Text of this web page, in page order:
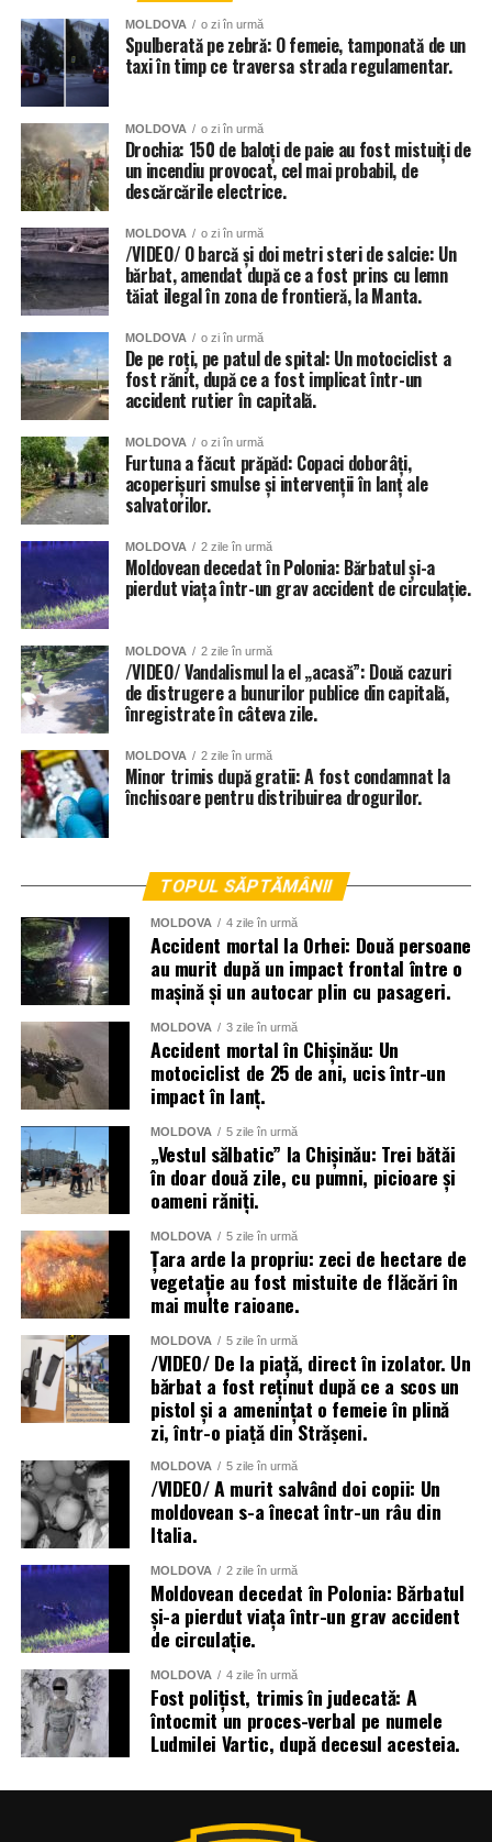
Și instituțiile de învățământ din Chișinău au fost grav
grădinițe din sectoarele Botanica, Buiucani, Centru și
Râșcani. Totuși autoritățile dau asigurări că situația va fi
remediată în cel mai scurt timp.
Inundat a fost și teatrul de Operă și Balet Maria Bieșu, sub
presiunea apei de pe acoperiș, au cedat două țevi.
Inundate au fost și trecerile subterane de pietoni, dar și
parcările amenajate în subsolurile blocurilor locative.
aproape două mii de angajați ai Ministerului Afacerilor
Interne, dar și toate serviciile specializate de nivel local,
raional și național.
Menționăm că meteorologii prognozează vreme instabilă
și pentru următoarele zile.
MOLDOVA o zi în urmă
Spulberată pe zebră: O femeie, tamponată de un
taxi în timp ce traversa strada regulamentar.
MOLDOVA o zi în urmă
Drochia: 150 de baloți de paie au fost mistuiți de
un incendiu provocat, cel mai probabil, de
descărcările electrice.
MOLDOVA o zi în urmă
/VIDEO/ O barcă și doi metri steri de salcie: Un
bărbat, amendat după ce a fost prins cu lemn
tăiat ilegal în zona de frontieră, la Manta.
MOLDOVA o zi în urmă
De pe roți, pe patul de spital: Un motociclist a
fost rănit, după ce a fost implicat într-un
accident rutier în capitală.
MOLDOVA o zi în urmă
Furtuna a făcut prăpăd: Copaci doborâți,
acoperișuri smulse și intervenții în lanț ale
salvatorilor.
MOLDOVA 2 zile în urmă
Moldovean decedat în Polonia: Bărbatul și-a
pierdut viața într-un grav accident de circulație.
MOLDOVA 2 zile în urmă
/VIDEO/ Vandalismul la el „acasă”: Două cazuri
de distrugere a bunurilor publice din capitală,
înregistrate în câteva zile.
MOLDOVA 2 zile în urmă
Minor trimis după gratii: A fost condamnat la
închisoare pentru distribuirea drogurilor.
TOPUL SĂPTĂMÂNII
MOLDOVA 4 zile în urmă
Accident mortal la Orhei: Două persoane
au murit după un impact frontal între o
mașină și un autocar plin cu pasageri.
MOLDOVA 3 zile în urmă
Accident mortal în Chișinău: Un
motociclist de 25 de ani, ucis într-un
impact în lanț.
MOLDOVA 5 zile în urmă
„Vestul sălbatic” la Chișinău: Trei bătăi
în doar două zile, cu pumni, picioare și
oameni răniți.
MOLDOVA 5 zile în urmă
Țara arde la propriu: zeci de hectare de
vegetație au fost mistuite de flăcări în
mai multe raioane.
MOLDOVA 5 zile în urmă
/VIDEO/ De la piață, direct în izolator. Un
bărbat a fost reținut după ce a scos un
pistol și a amenințat o femeie în plină
zi, într-o piață din Strășeni.
MOLDOVA 5 zile în urmă
/VIDEO/ A murit salvând doi copii: Un
moldovean s-a înecat într-un râu din
Italia.
MOLDOVA 2 zile în urmă
Moldovean decedat în Polonia: Bărbatul
și-a pierdut viața într-un grav accident
de circulație.
MOLDOVA 4 zile în urmă
Fost polițist, trimis în judecată: A
întocmit un proces-verbal pe numele
Ludmilei Vartic, după decesul acesteia.